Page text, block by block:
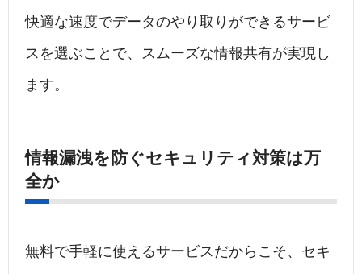
快適な速度でデータのやり取りができるサービ
スを選ぶことで、スムーズな情報共有が実現し
ます。
情報漏洩を防ぐセキュリティ対策は万
全か
無料で手軽に使えるサービスだからこそ、セキ